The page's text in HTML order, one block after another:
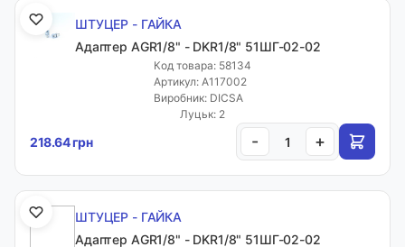
ШТУЦЕР - ГАЙКА
Адаптер AGR1/8" - DKR1/8" 51ШГ-02-02
Код товара: 58134
Артикул: A117002
Виробник: DICSA
Луцьк: 2
218.64 грн - +
ШТУЦЕР - ГАЙКА
Адаптер AGR1/8" - DKR1/8" 51ШГ-02-02